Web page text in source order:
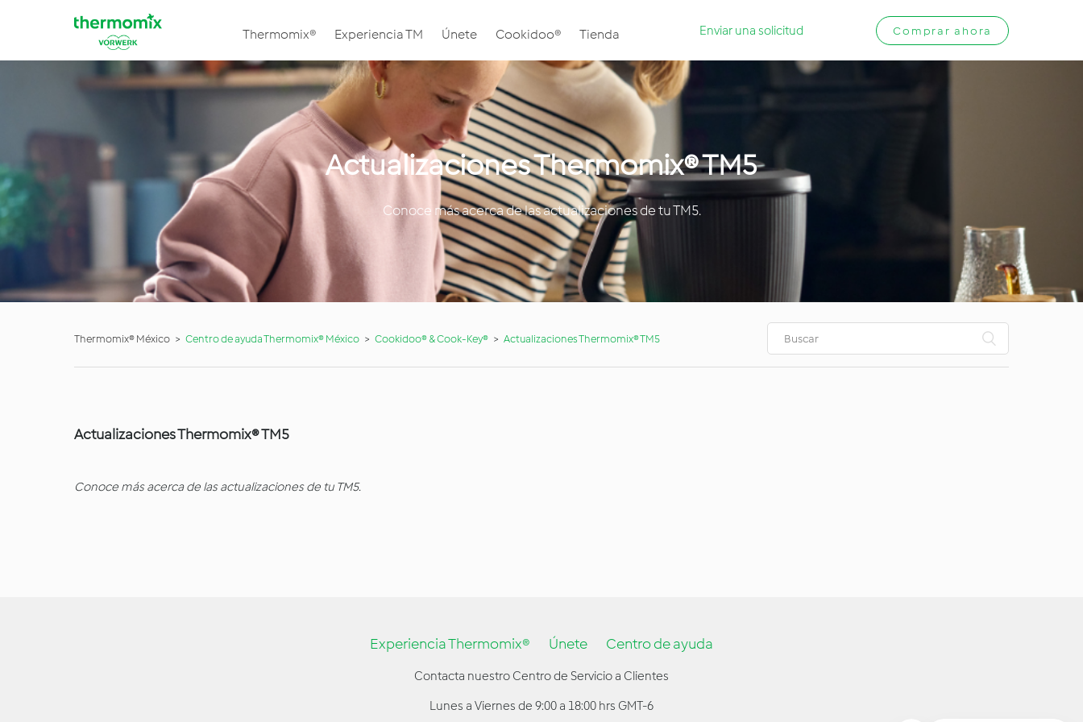
Thermomix® Experiencia TM Únete Cookidoo® Tienda Enviar una solicitud Comprar ahora
Actualizaciones Thermomix® TM5
Conoce más acerca de las actualizaciones de tu TM5.
Thermomix® México Centro de ayuda Thermomix® México Cookidoo® & Cook-Key® Actualizaciones Thermomix® TM5
Actualizaciones Thermomix® TM5
Conoce más acerca de las actualizaciones de tu TM5.
Experiencia Thermomix® Únete Centro de ayuda
Contacta nuestro Centro de Servicio a Clientes
Lunes a Viernes de 9:00 a 18:00 hrs GMT-6